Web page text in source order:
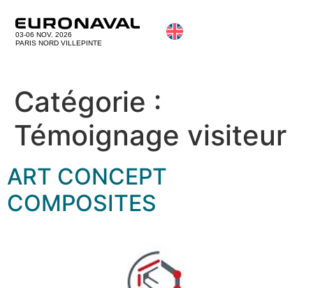
03-06 NOV. 2026
PARIS NORD VILLEPINTE
Catégorie :
Témoignage visiteur
ART CONCEPT
COMPOSITES